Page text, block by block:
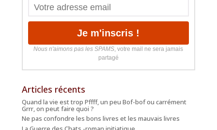
Nous n'aimons pas les SPAMS , votre mail ne sera jamais
partagé
Articles récents
Quand la vie est trop Pffff, un peu Bof-bof ou carrément
Grrr, on peut faire quoi ?
Ne pas confondre les bons livres et les mauvais livres